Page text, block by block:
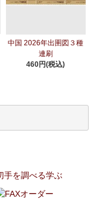
中国 2026年出圉図３種
連刷
460円(税込)